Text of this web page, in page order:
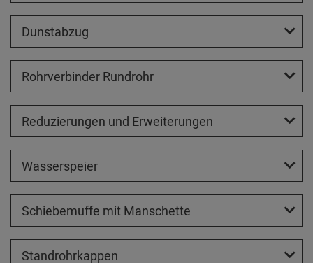
Dunstabzug
Rohrverbinder Rundrohr
Reduzierungen und Erweiterungen
Wasserspeier
Schiebemuffe mit Manschette
Standrohrkappen